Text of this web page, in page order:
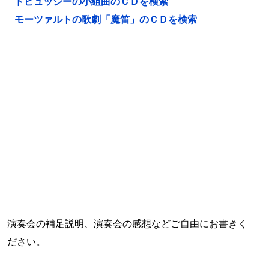
モーツァルトの歌劇「魔笛」のＣＤを検索
演奏会の補足説明、演奏会の感想などご自由にお書きく
ださい。